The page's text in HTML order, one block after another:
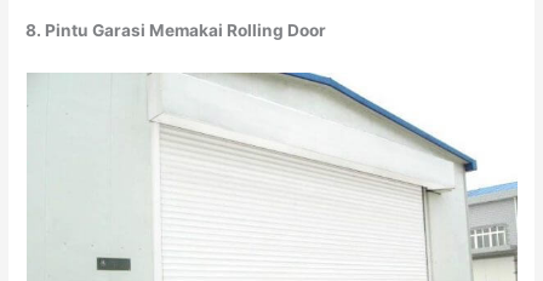
8. Pintu Garasi Memakai Rolling Door